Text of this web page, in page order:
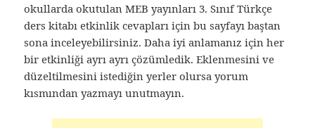
okullarda okutulan MEB yayınları 3. Sınıf Türkçe
ders kitabı etkinlik cevapları için bu sayfayı baştan
sona inceleyebilirsiniz. Daha iyi anlamanız için her
bir etkinliği ayrı ayrı çözümledik. Eklenmesini ve
düzeltilmesini istediğin yerler olursa yorum
kısmından yazmayı unutmayın.